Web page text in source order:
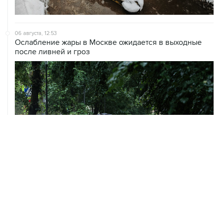
06 августа, 12:53
Ослабление жары в Москве ожидается в выходные
после ливней и гроз